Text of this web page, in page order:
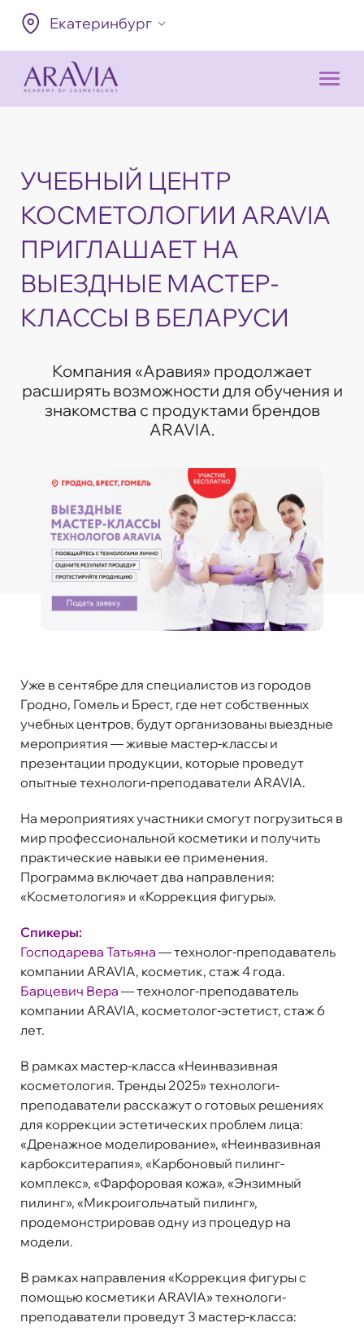
Екатеринбург
УЧЕБНЫЙ ЦЕНТР
КОСМЕТОЛОГИИ ARAVIA
ПРИГЛАШАЕТ НА
ВЫЕЗДНЫЕ МАСТЕР-
КЛАССЫ В БЕЛАРУСИ
Компания «Аравия» продолжает
расширять возможности для обучения и
знакомства с продуктами брендов
ARAVIA.
Уже в сентябре для специалистов из городов
Гродно, Гомель и Брест, где нет собственных
учебных центров, будут организованы выездные
мероприятия — живые мастер-классы и
презентации продукции, которые проведут
опытные технологи-преподаватели ARAVIA.
На мероприятиях участники смогут погрузиться в
мир профессиональной косметики и получить
практические навыки ее применения.
Программа включает два направления:
«Косметология» и «Коррекция фигуры».
Спикеры:
Господарева Татьяна — технолог-преподаватель
компании ARAVIA, косметик, стаж 4 года.
Барцевич Вера — технолог-преподаватель
компании ARAVIA, косметолог-эстетист, стаж 6
лет.
В рамках мастер-класса «Неинвазивная
косметология. Тренды 2025» технологи-
преподаватели расскажут о готовых решениях
для коррекции эстетических проблем лица:
«Дренажное моделирование», «Неинвазивная
карбокситерапия», «Карбоновый пилинг-
комплекс», «Фарфоровая кожа», «Энзимный
пилинг», «Микроигольчатый пилинг»,
продемонстрировав одну из процедур на
модели.
В рамках направления «Коррекция фигуры с
помощью косметики ARAVIA» технологи-
преподаватели проведут 3 мастер-класса: